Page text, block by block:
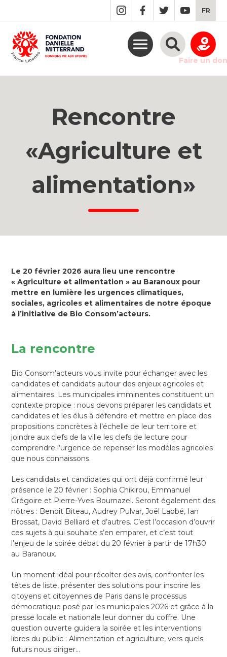
MAIN
CONTENT
FR
Faire un don
Rencontre
«Agriculture et
alimentation»
Le 20 février 2026 aura lieu une rencontre
« Agriculture et alimentation » au Baranoux pour
mettre en lumière les urgences climatiques,
sociales, agricoles et alimentaires de notre époque
à l’initiative de Bio Consom’acteurs.
La rencontre
Bio Consom’acteurs vous invite pour échanger avec les
candidates et candidats autour des enjeux agricoles et
alimentaires. Les municipales imminentes constituent un
contexte propice : nous devons préparer les candidats et
candidates et les élus à défendre et mettre en place des
propositions concrètes à l’échelle de leur territoire et
joindre aux clefs de la ville les clefs de lecture pour
comprendre l’urgence de repenser les modèles agricoles
que nous connaissons.
Les candidats et candidates qui ont déjà confirmé leur
présence le 20 février : Sophia Chikirou, Emmanuel
Grégoire et Pierre-Yves Bournazel. Seront également des
nôtres : Benoît Biteau, Audrey Pulvar, Joël Labbé, Ian
Brossat, David Belliard et d’autres. C’est l’occasion d’ouvrir
ces sujets à qui souhaite s’en emparer, et c’est tout
l’enjeu de la soirée débat du 20 février à partir de 17h30
au Baranoux.
Un moment idéal pour récolter des avis, confronter les
têtes de liste, présenter des solutions pour inscrire les
citoyens et citoyennes de Paris dans le processus
démocratique posé par les municipales 2026 et grâce à la
presse locale et nationale leur donner du coffre. Une
question ouverte guidera la soirée et les interventions
libres du public : Alimentation et agriculture, vers quels
futurs nous diriger…